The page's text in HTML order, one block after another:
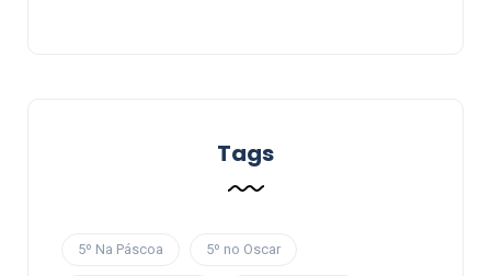
Tags
5º Na Páscoa 5º no Oscar